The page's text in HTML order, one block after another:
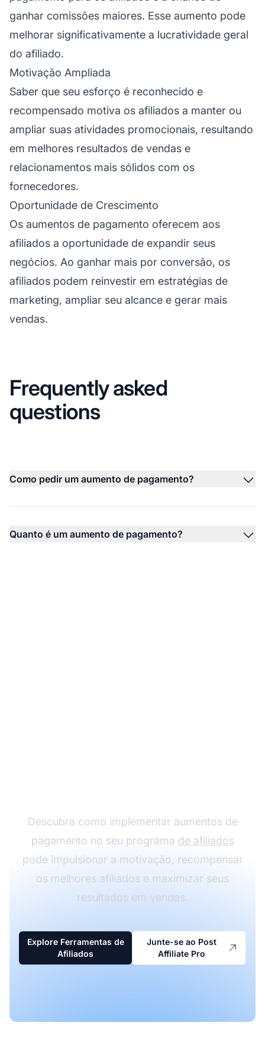
ganhar comissões maiores. Esse aumento pode
melhorar significativamente a lucratividade geral
do afiliado.
Motivação Ampliada
Saber que seu esforço é reconhecido e
recompensado motiva os afiliados a manter ou
ampliar suas atividades promocionais, resultando
em melhores resultados de vendas e
relacionamentos mais sólidos com os
fornecedores.
Oportunidade de Crescimento
Os aumentos de pagamento oferecem aos
afiliados a oportunidade de expandir seus
negócios. Ao ganhar mais por conversão, os
afiliados podem reinvestir em estratégias de
marketing, ampliar seu alcance e gerar mais
vendas.
Frequently asked
questions
Como pedir um aumento de pagamento?
Quanto é um aumento de pagamento?
Descubra como implementar aumentos de
pagamento no seu programa de afiliados
pode impulsionar a motivação, recompensar
os melhores afiliados e maximizar seus
resultados em vendas.
Explore Ferramentas de
Afiliados
Junte-se ao Post
Affiliate Pro